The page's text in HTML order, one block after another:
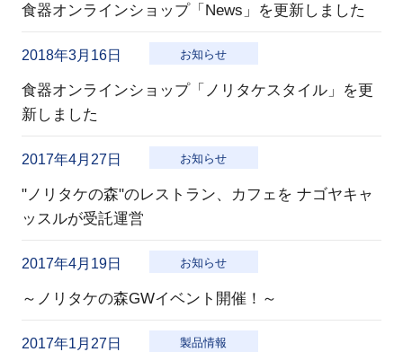
食器オンラインショップ「News」を更新しました
2018年3月16日 お知らせ
食器オンラインショップ「ノリタケスタイル」を更
新しました
2017年4月27日 お知らせ
"ノリタケの森"のレストラン、カフェを ナゴヤキャ
ッスルが受託運営
2017年4月19日 お知らせ
～ノリタケの森GWイベント開催！～
2017年1月27日 製品情報